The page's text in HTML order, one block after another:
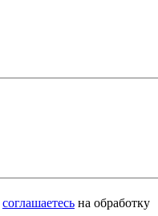
соглашаетесь на обработку